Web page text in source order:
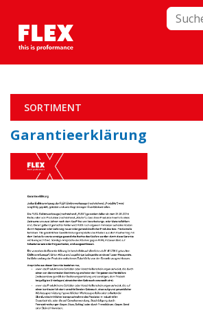
SORTIMENT
Garantieerklärung